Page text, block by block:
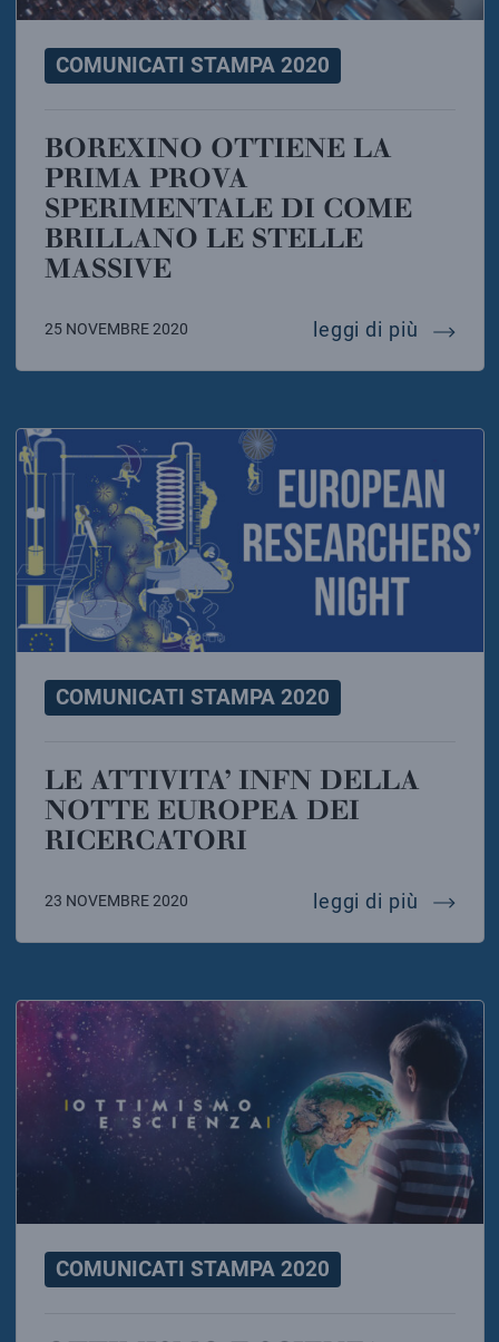
COMUNICATI STAMPA 2020
BOREXINO OTTIENE LA
PRIMA PROVA
SPERIMENTALE DI COME
BRILLANO LE STELLE
MASSIVE
25 NOVEMBRE 2020 leggi di più
COMUNICATI STAMPA 2020
LE ATTIVITA’ INFN DELLA
NOTTE EUROPEA DEI
RICERCATORI
23 NOVEMBRE 2020 leggi di più le
COMUNICATI STAMPA 2020